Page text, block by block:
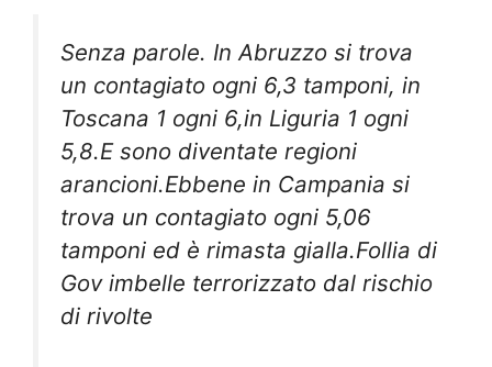
Senza parole. In Abruzzo si trova
un contagiato ogni 6,3 tamponi, in
Toscana 1 ogni 6,in Liguria 1 ogni
5,8.E sono diventate regioni
arancioni.Ebbene in Campania si
trova un contagiato ogni 5,06
tamponi ed è rimasta gialla.Follia di
Gov imbelle terrorizzato dal rischio
di rivolte